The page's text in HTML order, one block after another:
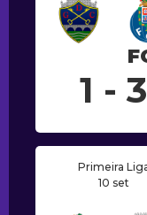
1 - 3
Primeira
10 set